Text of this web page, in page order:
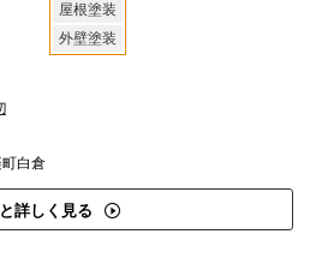
屋根塗装
外壁塗装
白倉
詳しく見る